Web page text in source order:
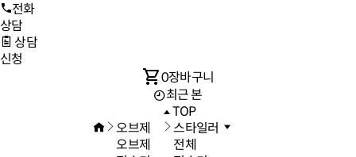
전화
상담
상담
신청
shopping_cart0장바구니
최근 본
TOP
오브제
오브제
스타일러
전체